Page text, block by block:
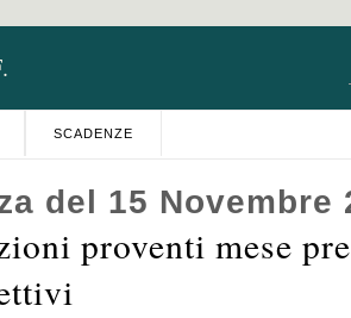
SCADENZE
del 15 Novembre
proventi mese